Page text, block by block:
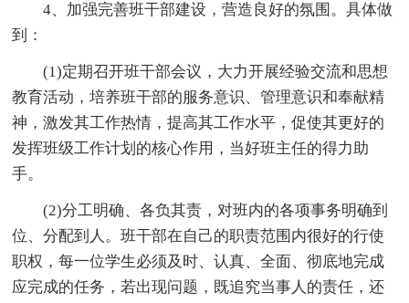
4、加强完善班干部建设，营造良好的氛围。具体做
到：
(1)定期召开班干部会议，大力开展经验交流和思想
教育活动，培养班干部的服务意识、管理意识和奉献精
神，激发其工作热情，提高其工作水平，促使其更好的
发挥班级工作计划的核心作用，当好班主任的得力助
手。
(2)分工明确、各负其责，对班内的各项事务明确到
位、分配到人。班干部在自己的职责范围内很好的行使
职权，每一位学生必须及时、认真、全面、彻底地完成
应完成的任务，若出现问题，既追究当事人的责任，还